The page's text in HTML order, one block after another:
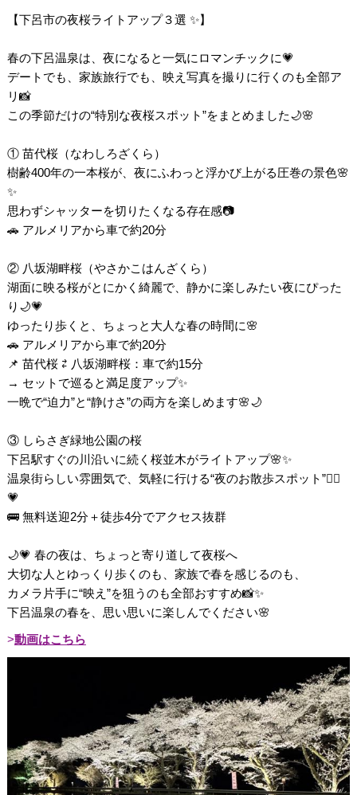
【下呂市の夜桜ライトアップ３選 ✨】
春の下呂温泉は、夜になると一気にロマンチックに💗
デートでも、家族旅行でも、映え写真を撮りに行くのも全部ア
リ📸
この季節だけの“特別な夜桜スポット”をまとめました🌙🌸
① 苗代桜（なわしろざくら）
樹齢400年の一本桜が、夜にふわっと浮かび上がる圧巻の景色🌸
✨
思わずシャッターを切りたくなる存在感📷
🚗 アルメリアから車で約20分
② 八坂湖畔桜（やさかこはんざくら）
湖面に映る桜がとにかく綺麗で、静かに楽しみたい夜にぴった
り🌙💗
ゆったり歩くと、ちょっと大人な春の時間に🌸
🚗 アルメリアから車で約20分
📌 苗代桜 ⇄ 八坂湖畔桜：車で約15分
→ セットで巡ると満足度アップ✨
一晩で“迫力”と“静けさ”の両方を楽しめます🌸🌙
③ しらさぎ緑地公園の桜
下呂駅すぐの川沿いに続く桜並木がライトアップ🌸✨
温泉街らしい雰囲気で、気軽に行ける“夜のお散歩スポット”🚶‍♀️
💗
🚌 無料送迎2分＋徒歩4分でアクセス抜群
🌙💗 春の夜は、ちょっと寄り道して夜桜へ
大切な人とゆっくり歩くのも、家族で春を感じるのも、
カメラ片手に“映え”を狙うのも全部おすすめ📸✨
下呂温泉の春を、思い思いに楽しんでください🌸
動画はこちら